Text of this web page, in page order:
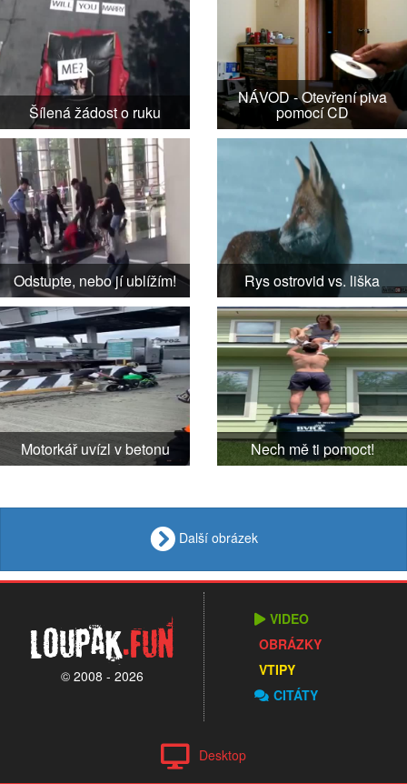
Šílená žádost o ruku
NÁVOD - Otevření piva
pomocí CD
Odstupte, nebo jí ublížím! Rys ostrovid vs. liška
Motorkář uvízl v betonu Nech mě ti pomoct!
Další obrázek
Loupak.fun
© 2008 - 2026
VIDEO
OBRÁZKY
VTIPY
CITÁTY
Desktop